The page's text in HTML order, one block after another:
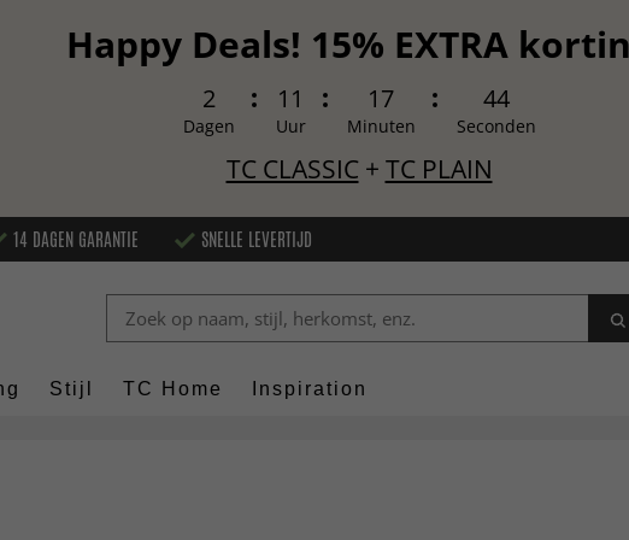
Happy Deals! 15% EXTRA
2
Dagen
11
Uur
17
Minuten
43
Seconden
TC CLASSIC+ TC PLAIN
14 DAGEN GARANTIE SNELLE LEVERTIJD
Stijl TC Home Inspiration